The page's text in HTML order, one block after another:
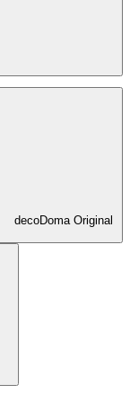
decoDoma Original